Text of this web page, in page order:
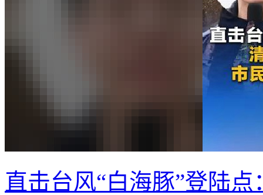
直击台风“白海豚”登陆